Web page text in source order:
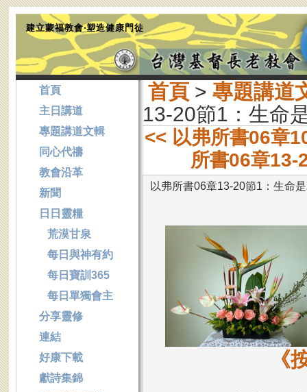
建立蒙福教會‧塑造健康門徒
首頁> 專題講道
13-20節1：生命
<< 以弗所書06章
所書06章13-
以弗所書06章13-20節1：生命
《
首頁
主日講道
專題講道文輯
同心代禱
教會沿革
新聞
日日靈糧
荒漠甘泉
每日與神有約
每日寶訓365
每日單獨會主
分享靈修
連結
好康下載
獻詩集錦